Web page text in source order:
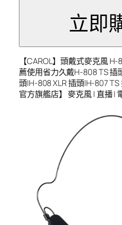
【CAROL】頭戴式麥克風
薦使用省力久戴H-808 TS 插
頭|H-808 XLR 插頭|H-807
官方旗艦店】 麥克風 | 直播 |